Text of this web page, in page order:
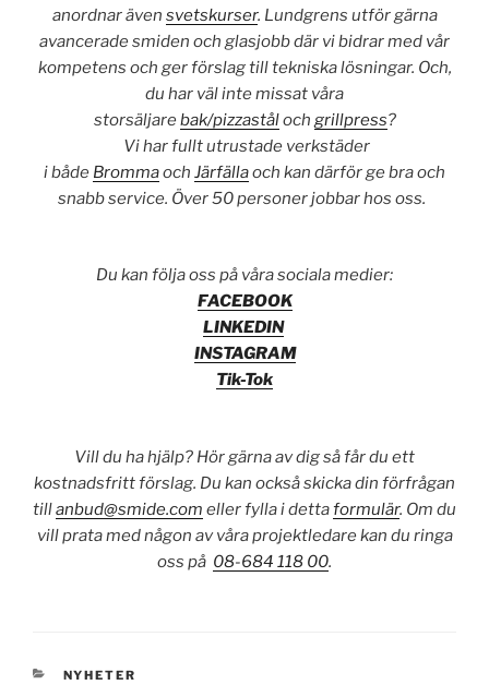
anordnar även svetskurser. Lundgrens utför gärna
avancerade smiden och glasjobb där vi bidrar med vår
kompetens och ger förslag till tekniska lösningar. Och,
du har väl inte missat våra
storsäljarebak/pizzaståloch grillpress?
Vi har fullt utrustade verkstäder
i både Brommaoch Järfällaoch kan därför ge bra och
snabb service. Över 50 personer jobbar hos oss.
Du kan följa oss på våra sociala medier:
FACEBOOK
LINKEDIN
INSTAGRAM
Tik-Tok
Vill du ha hjälp? Hör gärna av dig så får du ett
kostnadsfritt förslag. Du kan också skicka din förfrågan
tillanbud@smide.com eller fylla i dettaformulär. Om du
vill prata med någon av våra projektledare kan du ringa
oss på 08-684 118 00.
KATEGORIER
NYHETER